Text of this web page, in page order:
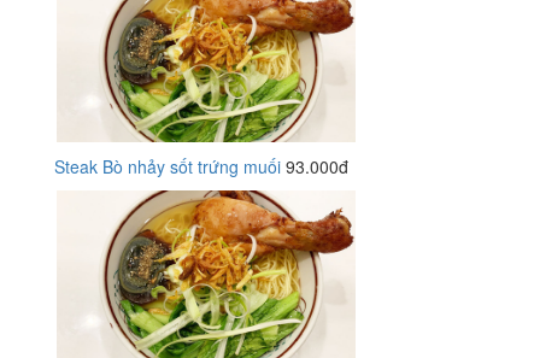
Steak Bò nhảy sốt trứng muối 93.000đ